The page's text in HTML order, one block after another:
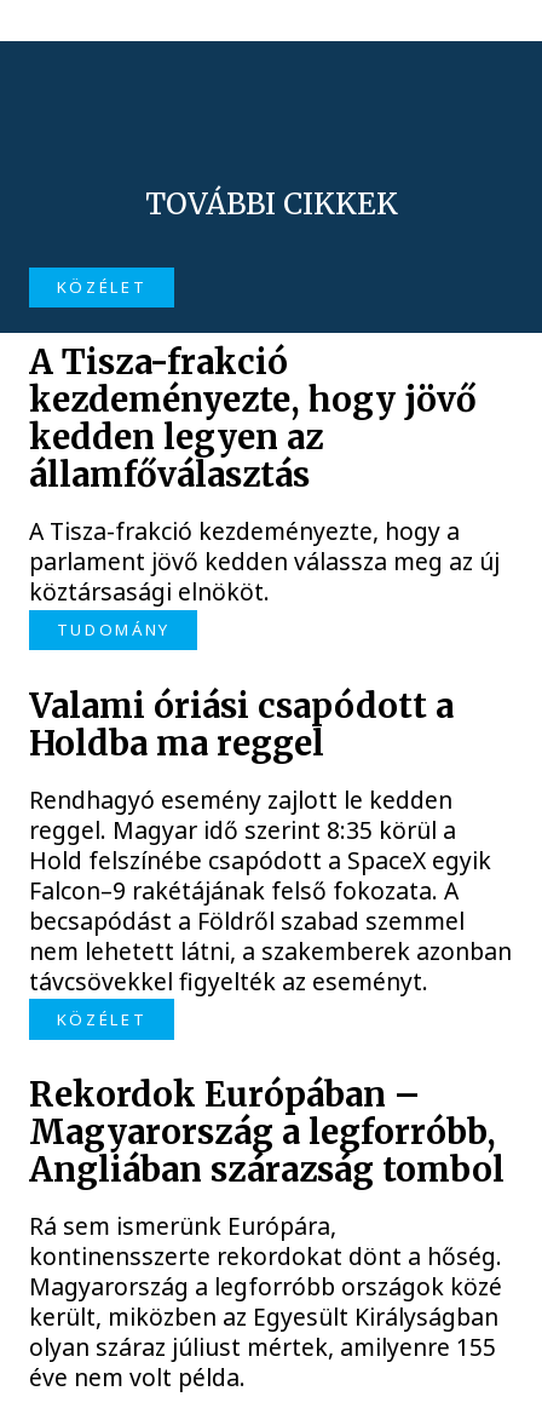
TOVÁBBI CIKKEK
KÖZÉLET
A Tisza-frakció
kezdeményezte, hogy jövő
kedden legyen az
államfőválasztás
A Tisza-frakció kezdeményezte, hogy a
parlament jövő kedden válassza meg az új
köztársasági elnököt.
TUDOMÁNY
Valami óriási csapódott a
Holdba ma reggel
Rendhagyó esemény zajlott le kedden
reggel. Magyar idő szerint 8:35 körül a
Hold felszínébe csapódott a SpaceX egyik
Falcon–9 rakétájának felső fokozata. A
becsapódást a Földről szabad szemmel
nem lehetett látni, a szakemberek azonban
távcsövekkel figyelték az eseményt.
KÖZÉLET
Rekordok Európában –
Magyarország a legforróbb,
Angliában szárazság tombol
Rá sem ismerünk Európára,
kontinensszerte rekordokat dönt a hőség.
Magyarország a legforróbb országok közé
került, miközben az Egyesült Királyságban
olyan száraz júliust mértek, amilyenre 155
éve nem volt példa.